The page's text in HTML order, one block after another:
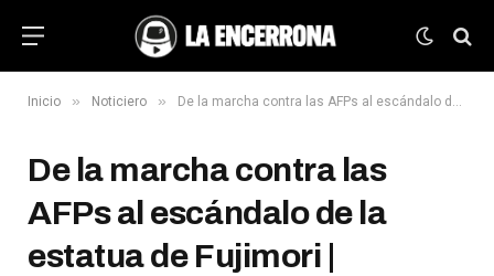
Inicio » Noticiero » De la marcha contra las AFPs al escándalo de la estatua de Fujimori | KePaShow | CanalYA
De la marcha contra las
AFPs al escándalo de la
estatua de Fujimori |